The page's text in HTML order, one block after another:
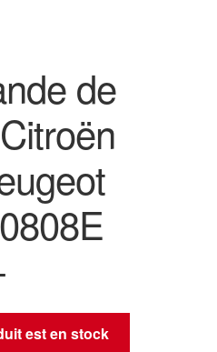
de
est en stock